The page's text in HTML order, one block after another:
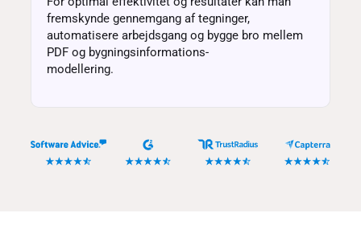
fremskynde gennemgang af tegninger,
automatisere arbejdsgang og bygge bro mellem
PDF og bygningsinformations-
modellering.